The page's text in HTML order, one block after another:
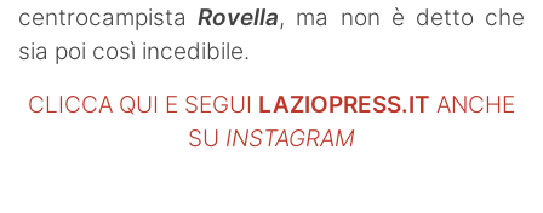
centrocampistaRovella, ma non è detto che
sia poi così incedibile.
CLICCA QUI E SEGUI LAZIOPRESS.IT ANCHE
SU INSTAGRAM